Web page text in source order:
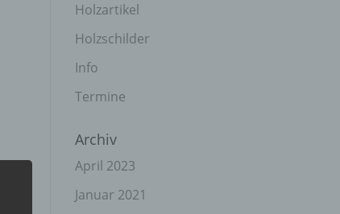
Holzartikel
Holzschilder
Info
Termine
Archiv
April 2023
Januar 2021